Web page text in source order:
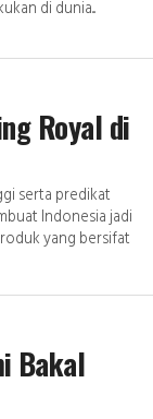
di dunia...
Royal di
serta predikat
Indonesia jadi
yang bersifat
Bakal